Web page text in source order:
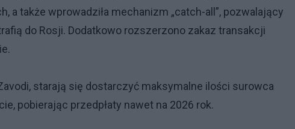
a także wprowadziła mechanizm „catch-all”, pozwalający
do Rosji. Dodatkowo rozszerzono zakaz transakcji
starają się dostarczyć maksymalne ilości surowca
pobierając przedpłaty nawet na 2026 rok.